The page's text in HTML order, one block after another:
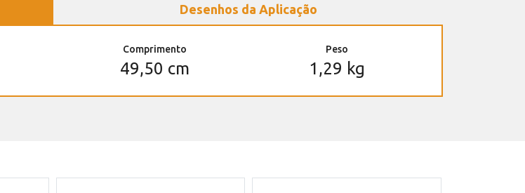
Desenhos da Aplicação
Comprimento
49,50 cm
Peso
1,29 kg